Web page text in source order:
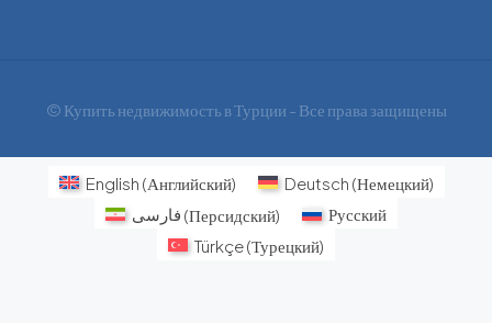
© Купить недвижимость в Турции - Все права защищены
English (Английский) Deutsch (Немецкий)
فارسی (Персидский)
Русский
Türkçe(Турецкий)